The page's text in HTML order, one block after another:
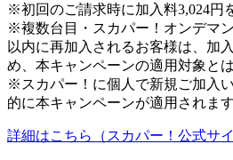
※初回のご請求時に加入料3,024円
※複数台目・スカパー！オンデマ
以内に再加入されるお客様は、加
め、本キャンペーンの適用対象と
※スカパー！に個人で新規ご加入
的に本キャンペーンが適用されます
詳細はこちら（スカパー！公式サイ